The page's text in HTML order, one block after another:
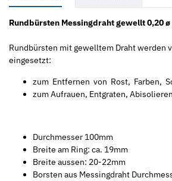
Rundbürsten Messingdraht gewellt 0,20 ø
Rundbürsten mit gewelltem Draht werden
eingesetzt:
zum Entfernen von Rost, Farben,
zum Aufrauen, Entgraten,
Durchmesser 100mm
Breite am Ring: ca. 19mm
Breite aussen: 20-22mm
Borsten aus Messingdraht